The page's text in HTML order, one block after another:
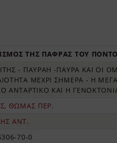
ΤΗΣ ΠΑΦΡΑΣ ΤΟΥ
- ΠΑΥΡΑΗ -ΠΑΥΡΑ ΚΑΙ ΟΙ
ΜΕΧΡΙ ΣΗΜΕΡΑ - Η
ΑΝΤΑΡΤΙΚΟ ΚΑΙ Η
ΘΩΜΑΣ ΠΕΡ.
ΑΝΤ.
70-0